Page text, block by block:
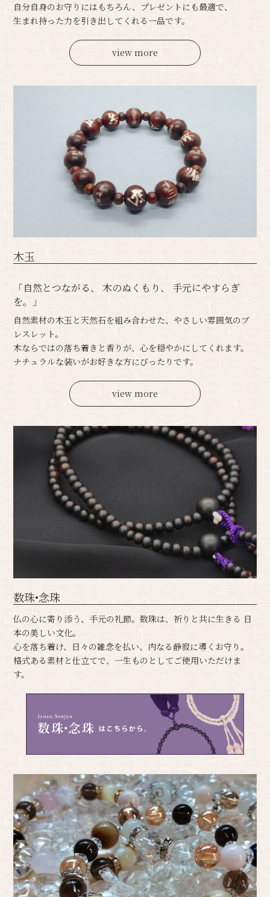
自分自身のお守りにはもちろん、プレゼントにも最適で、
生まれ持った力を引き出してくれる一品です。
view more
木玉
「自然とつながる、 木のぬくもり、 手元にやすらぎ
を。」
自然素材の木玉と天然石を組み合わせた、やさしい雰囲気のブ
レスレット。
木ならではの落ち着きと香りが、心を穏やかにしてくれます。
ナチュラルな装いがお好きな方にびったりです。
view more
数珠•念珠
仏の心に寄り添う、手元の礼節。数珠は、祈りと共に生きる 日
本の美しい文化。
心を落ち着け、日々の雑念を払い、内なる静寂に導くお守り。
格式ある素材と仕立てで、一生ものとしてご使用いただけま
す。